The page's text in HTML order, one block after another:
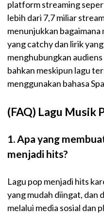
platform streaming
lebih dari 7,7 miliar
menunjukkan bagaimana
yang catchy dan lirik
menghubungkan
bahkan meskipun lagu
menggunakan bahasa
(FAQ) Lagu Musik
1. Apa yang
menjadi hits?
Lagu pop menjadi hits
yang mudah diingat, dan
melalui media sosial dan